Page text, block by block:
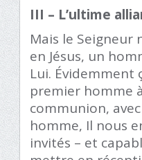
III – L’ultime
Mais le Seigneur
en Jésus, un
Lui. Évidemment
premier homme
communion,
homme, Il nous
invités – et